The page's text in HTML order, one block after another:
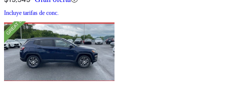
Incluye tarifas de conc.